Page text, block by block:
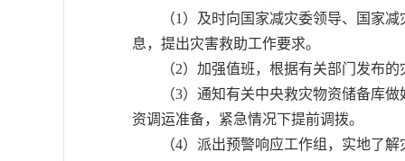
（1）及时向国家减灾委领导、国家减
息，提出灾害救助工作要求。
（2）加强值班，根据有关部门发布的
（3）通知有关中央救灾物资储备库做
资调运准备，紧急情况下提前调拨。
（4）派出预警响应工作组，实地了解